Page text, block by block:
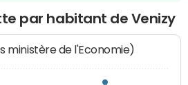
par habitant de Venizy
ministère de l'Economie)